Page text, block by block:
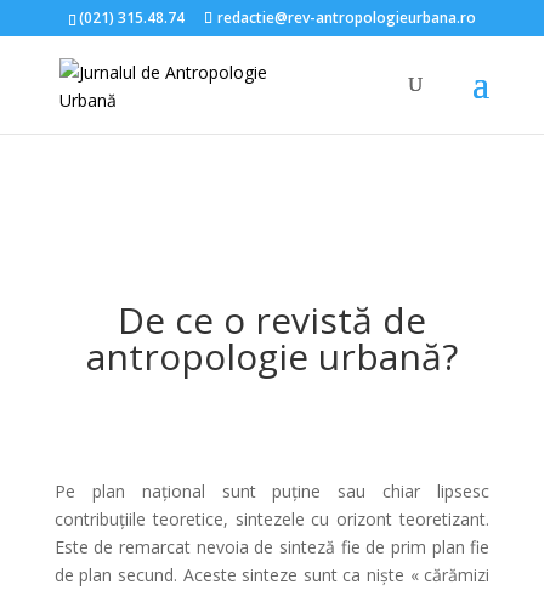
(021) 315.48.74 redactie@rev-antropologieurbana.ro
De ce o revistă de
antropologie urbană?
Pe plan naţional sunt puţine sau chiar lipsesc
contribuţiile teoretice, sintezele cu orizont teoretizant.
Este de remarcat nevoia de sinteză fie de prim plan fie
de plan secund. Aceste sinteze sunt ca nişte « cărămizi